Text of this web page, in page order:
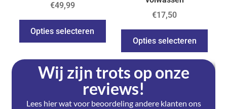
€49,99
Opties selecteren
€17,50
Opties selecteren
Wij zijn trots op onze
reviews!
Lees hier wat voor beoordeling andere klanten ons